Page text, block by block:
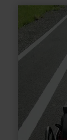
informatie
over:
Kartbahn
Dahlemer
Binz